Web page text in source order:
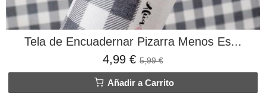
Tela de Encuadernar Pizarra Menos Es...
4,99 € 5,99 €
Añadir a Carrito